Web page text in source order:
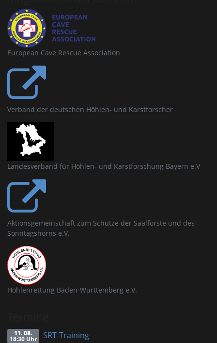
European Cave Rescue Association
Verband der deutschen Höhlen- und Karstforscher
Landesverband für Höhlen- und Karstforschung Bayern e.V
Aktionsgemeinschaft zum Schutze der Saalforste und des
Sonntagshorns e.V.
Höhlenrettung Baden-Württemberg e.V.
11. 08.
18:30 Uhr SRT-Training